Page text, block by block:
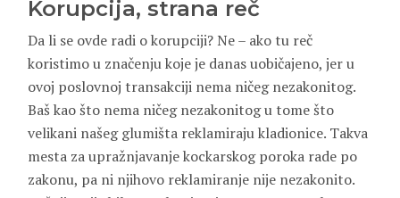
Korupcija, strana reč
Da li se ovde radi o korupciji? Ne – ako tu reč
koristimo u značenju koje je danas uobičajeno, jer u
ovoj poslovnoj transakciji nema ničeg nezakonitog.
Baš kao što nema ničeg nezakonitog u tome što
velikani našeg glumišta reklamiraju kladionice. Takva
mesta za upražnjavanje kockarskog poroka rade po
zakonu, pa ni njihovo reklamiranje nije nezakonito.